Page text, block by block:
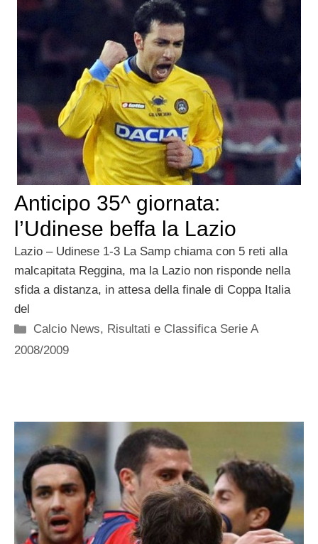
Anticipo 35^ giornata:
l’Udinese beffa la Lazio
Lazio – Udinese 1-3 La Samp chiama con 5 reti alla
malcapitata Reggina, ma la Lazio non risponde nella
sfida a distanza, in attesa della finale di Coppa Italia
del
Categorie
Calcio News, Risultati e Classifica Serie A
2008/2009